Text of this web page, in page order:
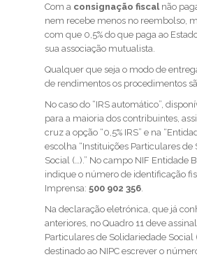
Com a consignação fiscalnão
nem recebe menos no reembolso,
com que 0,5% do que paga ao
sua associação mutualista.
Qualquer que seja o modo de
de rendimentos os procedimentos
No caso do “IRS automático”,
para a maioria dos contribuintes,
cruz a opção “0,5% IRS” e na
escolha “Instituições Particulares de
Social (…).” No campo NIF Entidade
indique o número de identificação
Imprensa: 500 902 356
Na declaração eletrónica, que já
anteriores, no Quadro 11 deve
Particulares de Solidariedade Social
destinado ao NIPC escrever o